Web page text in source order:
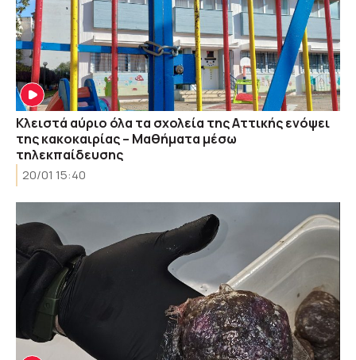
Κλειστά αύριο όλα τα σχολεία της Αττικής ενόψει
της κακοκαιρίας – Μαθήματα μέσω
τηλεκπαίδευσης
20/01 15:40